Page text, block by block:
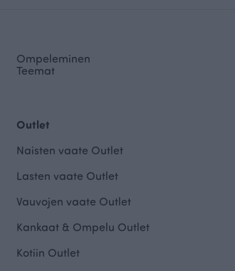
Ompeleminen
Teemat
Outlet
Naisten vaate Outlet
Lasten vaate Outlet
Vauvojen vaate Outlet
Kankaat & Ompelu Outlet
Kotiin Outlet